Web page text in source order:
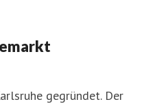
gegründet. Der